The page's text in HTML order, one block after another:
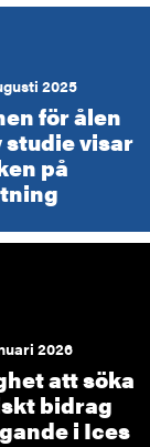
2025
för ålen
studie visar
på
2026
att söka
bidrag
i Ices